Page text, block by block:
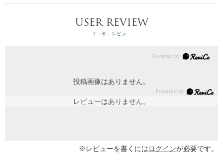
USER REVIEW
ユーザーレビュー
投稿画像はありません。
レビューはありません。
※レビューを書くにはログインが必要です。